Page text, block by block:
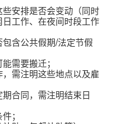
安排是否会变动（同时
工作、在夜间时段工作
含公共假期/法定节假
需要搬迁；
需注明这些地点以及雇
合同，需注明结束日
；